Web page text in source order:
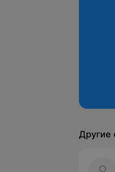
Другие